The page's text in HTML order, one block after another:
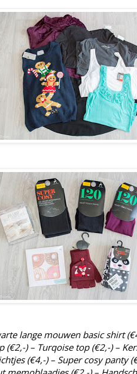
lange mouwen basic shirt
(€2,-) – Turqoise top (€2,-) –
(€4,-) – Super cosy panty